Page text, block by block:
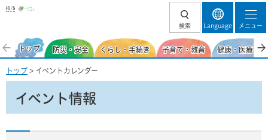
柏市
検索 Language メニュー
トップ 防災・安全 くらし・手続き 子育て・教育 健康・医療・
トップ > イベントカレンダー
イベント情報